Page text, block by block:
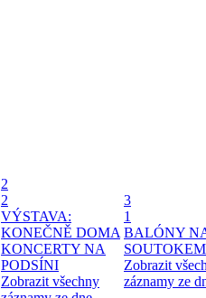
2
2
VÝSTAVA:
KONEČNĚ DOMA
KONCERTY NA
PODSÍNI
Zobrazit všechny
3
1
BALÓNY
SOUTOKEM
Zobrazit
záznamy ze